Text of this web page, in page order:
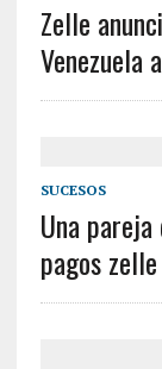
Zelle
Venezuela
SUCESOS
Una
pagos